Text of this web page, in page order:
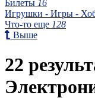
Билеты 16
Игрушки - Игры -
Что-то еще 128
Выше
22